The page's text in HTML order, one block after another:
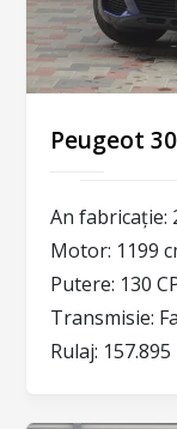
Peugeot
An fabricație:
Motor: 1199
Putere: 130
Transmisie:
Rulaj: 157.895